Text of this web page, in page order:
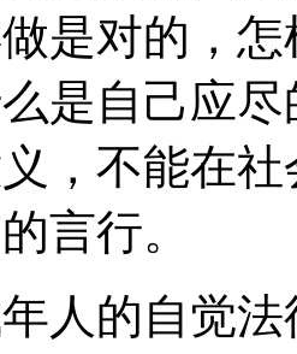
是对的，
是自己应
，不能在
言行。
人的自觉